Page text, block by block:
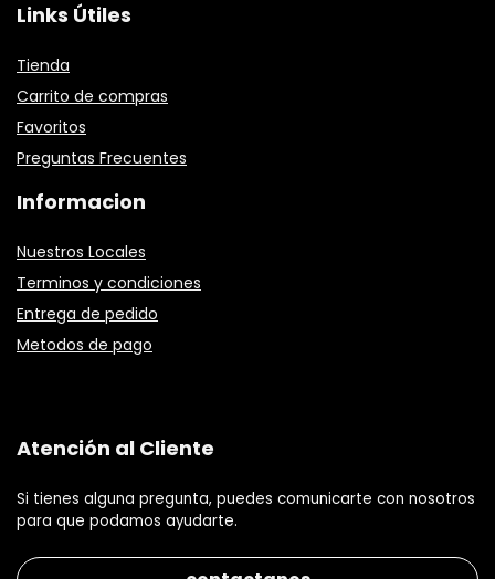
Links Útiles
Tienda
Carrito de compras
Favoritos
Preguntas Frecuentes
Informacion
Nuestros Locales
Terminos y condiciones
Entrega de pedido
Metodos de pago
Atención al Cliente
Si tienes alguna pregunta, puedes comunicarte con nosotros
para que podamos ayudarte.